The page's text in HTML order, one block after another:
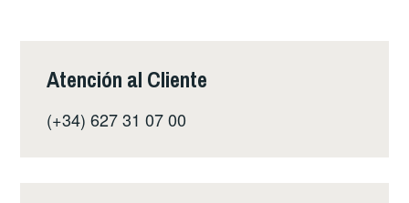
Atención al Cliente
(+34) 627 31 07 00